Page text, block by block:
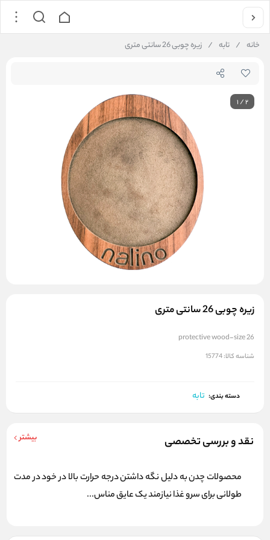
خانه / تابه / زیره چوبی 26 سانتی متری
1/2
زیره چوبی 26 سانتی متری
protective wood-size 26
شناسه کالا:15774
دسته بندی: تابه
نقد و بررسی تخصصی بیشتر
محصولات چدن به دلیل نگه داشتن درجه حرارت بالا در خود در مدت
طولانی برای سرو غذا نیازمند یک عایق مناس...